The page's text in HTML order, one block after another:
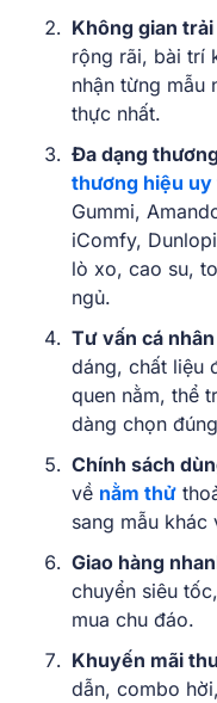
Không gian
rộng rãi, bài trí
nhận từng mẫu
thực nhất.
Đa dạng
thương hiệu uy
Gummi,
iComfy,
lò xo, cao su,
ngủ.
Tư vấn cá
dáng, chất liệu
quen nằm, thể
dàng chọn
Chính sách
về nằm thử
sang mẫu
Giao hàng
chuyển siêu
mua chu đáo.
Khuyến mãi
dẫn, combo